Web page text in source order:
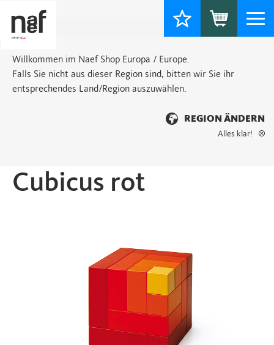
Willkommen im Naef Shop Europa / Europe.
Falls Sie nicht aus dieser Region sind, bitten wir Sie ihr
entsprechendes Land/Region auszuwählen.
REGION ÄNDERN
Alles klar!
Cubicus rot